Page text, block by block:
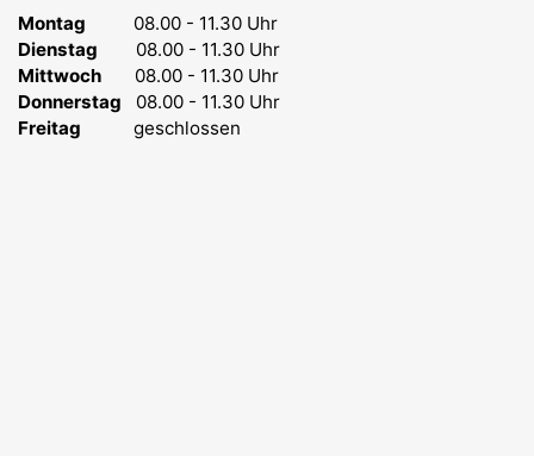
Montag 08.00 - 11.30 Uhr
Dienstag 08.00 - 11.30 Uhr
Mittwoch 08.00 - 11.30 Uhr
Donnerstag 08.00 - 11.30 Uhr
Freitag geschlossen